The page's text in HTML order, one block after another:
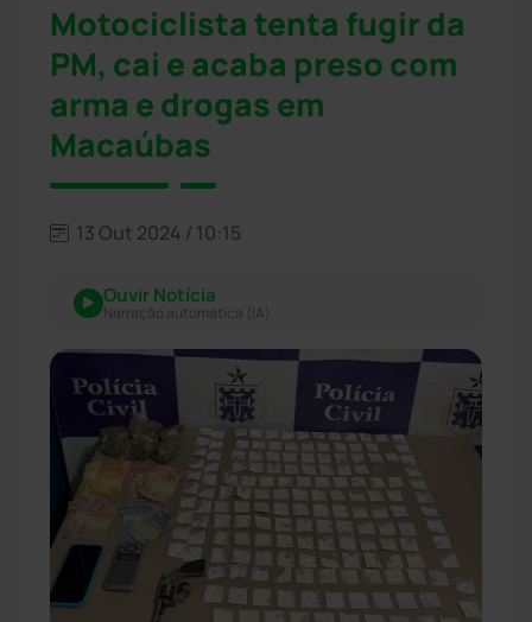
Motociclista tenta fugir da
PM, cai e acaba preso com
arma e drogas em
Macaúbas
13 Out 2024 / 10:15
Ouvir Notícia
Narração automática (IA)